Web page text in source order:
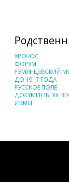
ХРОНОС
ФОРУМ
РУМЯНЦЕВСКИЙ
ДО 1917 ГОДА
РУССКОЕ ПОЛЕ
ДОКУМЕНТЫ XX
ИЗМЫ